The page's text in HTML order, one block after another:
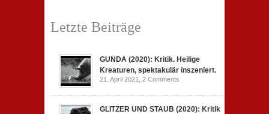
Letzte Beiträge
GUNDA (2020): Kritik. Heilige
Kreaturen, spektakulär inszeniert.
21. April 2021, 2 Comments
GLITZER UND STAUB (2020): Kritik